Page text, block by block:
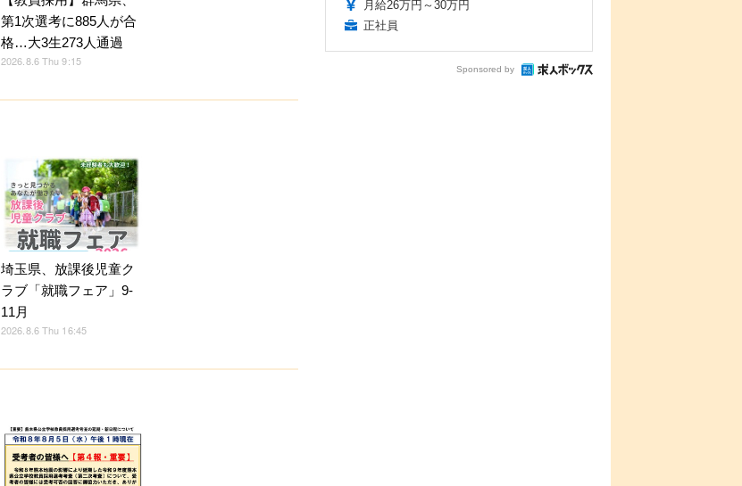
第1次選考に885人が合
格…大3生273人通過
2026.8.6 Thu 9:15
埼玉県、放課後児童ク
ラブ「就職フェア」9-
11月
2026.8.6 Thu 16:45
月給26万円～30万円
正社員
Sponsored by